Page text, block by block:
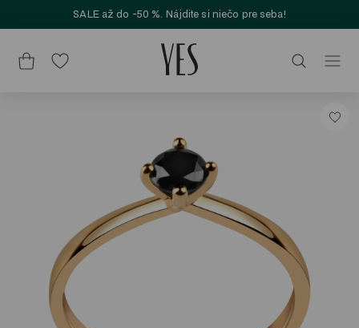
SALE až do -50 %. Nájdite si niečo pre seba!